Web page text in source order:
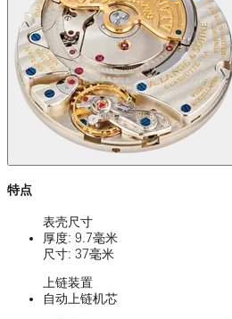
特点
表壳尺寸
厚度: 9.7毫米
尺寸: 37毫米
上链装置
自动上链机芯